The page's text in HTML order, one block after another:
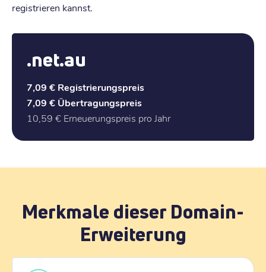
registrieren kannst.
.net.au
7,09 € Registrierungspreis
7,09 € Übertragungspreis
10,59 € Erneuerungspreis pro Jahr
Merkmale dieser Domain-
Erweiterung